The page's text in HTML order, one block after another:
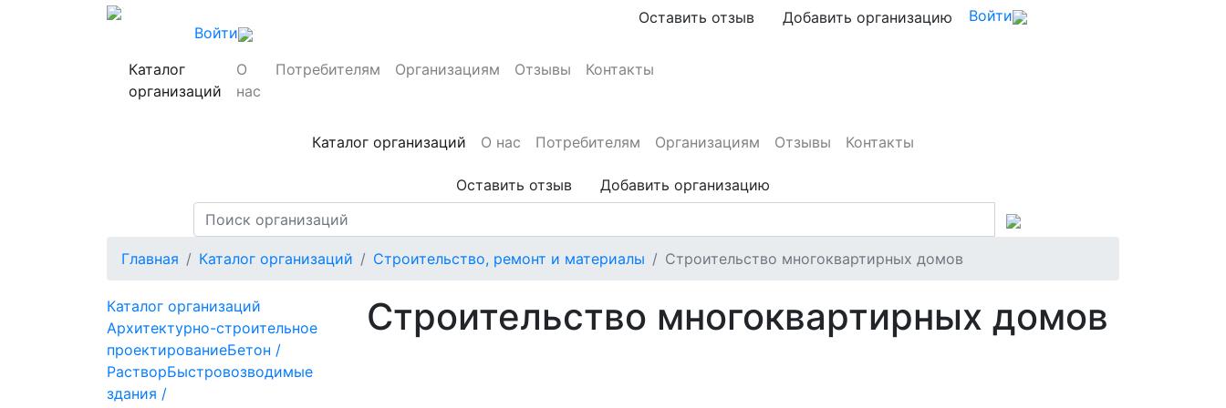
Войти
Каталог
организаций
О
нас
Потребителям Организациям Отзывы Контакты
Оставить отзыв Добавить организацию Войти
Каталог организаций О нас Потребителям Организациям Отзывы Контакты
Оставить отзыв Добавить организацию
Главная Каталог организаций Строительство, ремонт и материалы Строительство многоквартирных домов
Каталог организаций
Архитектурно-строительное
проектированиеБетон /
РастворБыстровозводимые
здания /
Строительство многоквартирных домов